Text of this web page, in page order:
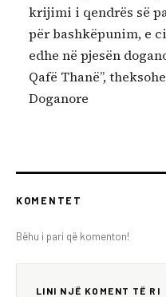
krijimi i qendrës së
për bashkëpunim, e
edhe në pjesën
Qafë Thanë”,
Doganore
KOMENTET
Bëhu i pari që komenton!
LINI NJË KOMENT TË RI